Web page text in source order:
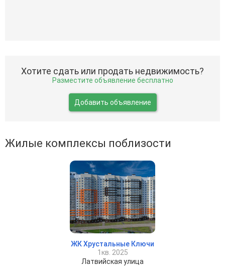
Хотите сдать или продать недвижимость?
Разместите объявление бесплатно
Добавить объявление
Жилые комплексы поблизости
ЖК Хрустальные Ключи
1кв. 2025
Латвийская улица